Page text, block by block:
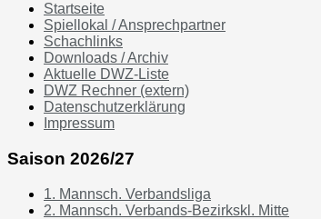
Startseite
Spiellokal / Ansprechpartner
Schachlinks
Downloads / Archiv
Aktuelle DWZ-Liste
DWZ Rechner (extern)
Datenschutzerklärung
Impressum
Saison 2026/27
1. Mannsch. Verbandsliga
2. Mannsch. Verbands-Bezirkskl. Mitte